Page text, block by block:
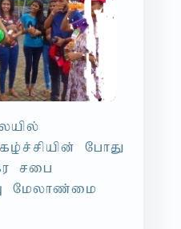
NghJ
rig
Nkyhz;ik